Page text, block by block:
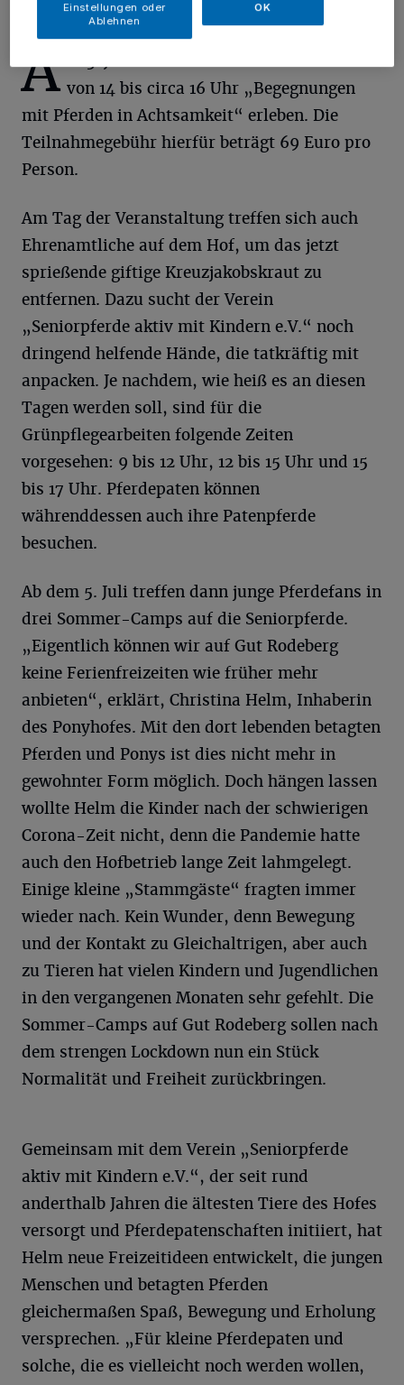
A von 14 bis circa 16 Uhr „Begegnungen
mit Pferden in Achtsamkeit“ erleben. Die
Teilnahmegebühr hierfür beträgt 69 Euro pro
Person.
Am Tag der Veranstaltung treffen sich auch
Ehrenamtliche auf dem Hof, um das jetzt
sprießende giftige Kreuzjakobskraut zu
entfernen. Dazu sucht der Verein
„Seniorpferde aktiv mit Kindern e.V.“ noch
dringend helfende Hände, die tatkräftig mit
anpacken. Je nachdem, wie heiß es an diesen
Tagen werden soll, sind für die
Grünpflegearbeiten folgende Zeiten
vorgesehen: 9 bis 12 Uhr, 12 bis 15 Uhr und 15
bis 17 Uhr. Pferdepaten können
währenddessen auch ihre Patenpferde
besuchen.
Ab dem 5. Juli treffen dann junge Pferdefans in
drei Sommer-Camps auf die Seniorpferde.
„Eigentlich können wir auf Gut Rodeberg
keine Ferienfreizeiten wie früher mehr
anbieten“, erklärt, Christina Helm, Inhaberin
des Ponyhofes. Mit den dort lebenden betagten
Pferden und Ponys ist dies nicht mehr in
gewohnter Form möglich. Doch hängen lassen
wollte Helm die Kinder nach der schwierigen
Corona-Zeit nicht, denn die Pandemie hatte
auch den Hofbetrieb lange Zeit lahmgelegt.
Einige kleine „Stammgäste“ fragten immer
wieder nach. Kein Wunder, denn Bewegung
und der Kontakt zu Gleichaltrigen, aber auch
zu Tieren hat vielen Kindern und Jugendlichen
in den vergangenen Monaten sehr gefehlt. Die
Sommer-Camps auf Gut Rodeberg sollen nach
dem strengen Lockdown nun ein Stück
Normalität und Freiheit zurückbringen.
Gemeinsam mit dem Verein „Seniorpferde
aktiv mit Kindern e.V.“, der seit rund
anderthalb Jahren die ältesten Tiere des Hofes
versorgt und Pferdepatenschaften initiiert, hat
Helm neue Freizeitideen entwickelt, die jungen
Menschen und betagten Pferden
gleichermaßen Spaß, Bewegung und Erholung
versprechen. „Für kleine Pferdepaten und
solche, die es vielleicht noch werden wollen,
Einstellungen oder
Ablehnen
OK